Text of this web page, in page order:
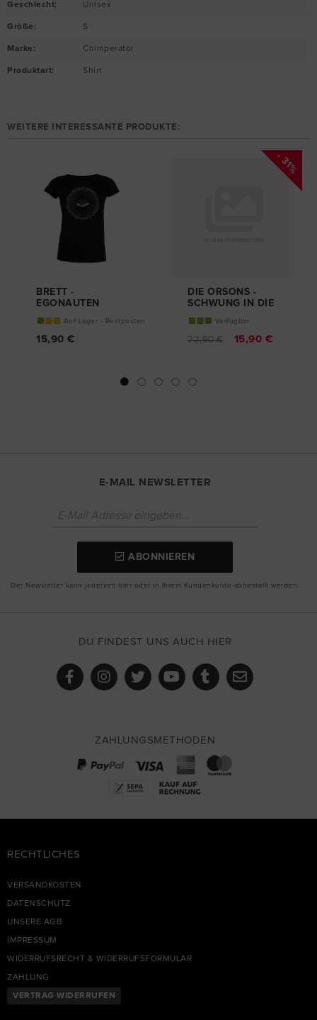
Geschlecht: Unisex
Größe : S
Marke : Chimperator
Produktart: Shirt
WEITERE INTERESSANTE PRODUKTE:
BRETT -
EGONAUTEN
Auf Lager - Restposten
15,90 €
DIE ORSONS -
SCHWUNG IN DIE
T-SHIRTVerfügbar
22,90 € 15,90 €
- 31%
E-MAIL NEWSLETTER
ABONNIEREN
Der Newsletter kann jederzeit hier oder in Ihrem Kundenkonto abbestellt werden.
DU FINDEST UNS AUCH HIER
ZAHLUNGSMETHODEN
RECHTLICHES
VERSANDKOSTEN
DATENSCHUTZ
UNSERE AGB
IMPRESSUM
WIDERRUFSRECHT & WIDERRUFSFORMULAR
ZAHLUNG
VERTRAG WIDERRUFEN